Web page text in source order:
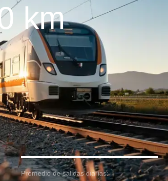
km
Promedio de salidas diarias: